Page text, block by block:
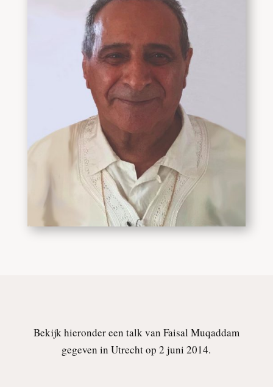
Bekijk hieronder een talk van Faisal Muqaddam
gegeven in Utrecht op 2 juni 2014.